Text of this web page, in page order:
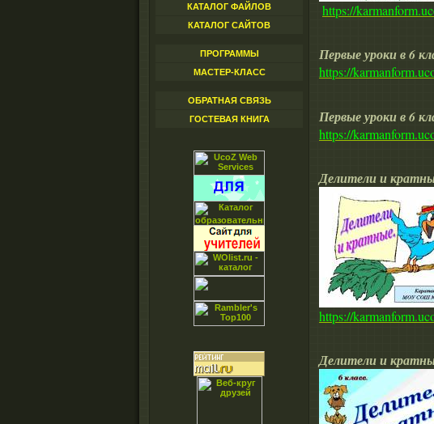
КАТАЛОГ ФАЙЛОВ
КАТАЛОГ САЙТОВ
ПРОГРАММЫ
МАСТЕР-КЛАСС
ОБРАТНАЯ СВЯЗЬ
ГОСТЕВАЯ КНИГА
https://
Первые уроки в 6
https://
Первые уроки в 6
https://
Делители и
https://
Делители и